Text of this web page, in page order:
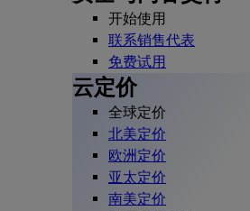
开始使用
联系销售代表
免费试用
云定价
全球定价
北美定价
欧洲定价
亚太定价
南美定价